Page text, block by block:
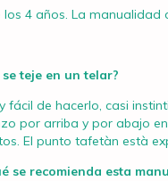
los 4 años. La manualidad
se teje en un telar?
fácil de hacerlo, casi
por arriba y por abajo
El punto tafetàn està
se recomienda esta